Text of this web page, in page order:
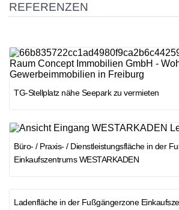
REFERENZEN
TG-Stellplatz nähe Seepark zu vermieten
Büro- / Praxis- / Dienstleistungsfläche in der
Einkaufszentrums WESTARKADEN
Ladenfläche in der Fußgängerzone